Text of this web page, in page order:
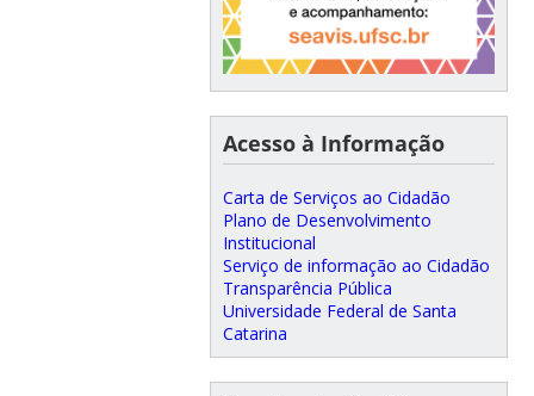
Acesso à Informação
Carta de Serviços ao Cidadão
Plano de Desenvolvimento
Institucional
Serviço de informação ao Cidadão
Transparência Pública
Universidade Federal de Santa
Catarina